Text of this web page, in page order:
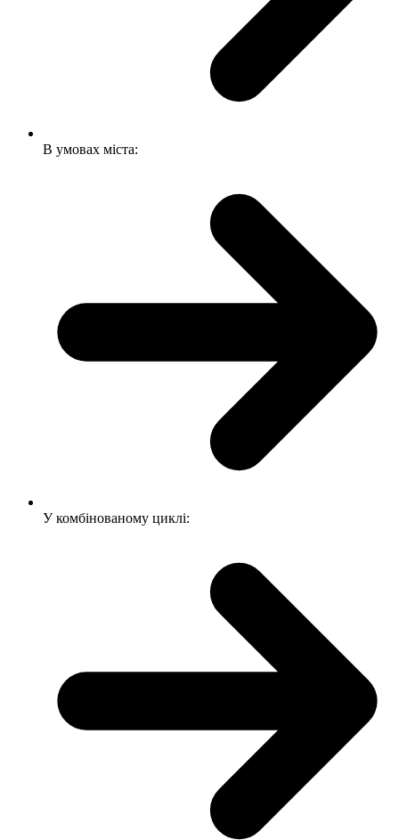
В умовах міста:
У комбінованому циклі: